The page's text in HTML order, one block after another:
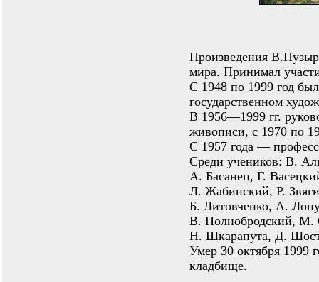
Произведения
мира. Принимал
С 1948 по 1999 год
государственном
В 1956—1999 гг.
живописи, с 1970 по
С 1957 года —
Среди учеников: В.
А. Басанец, Г.
Л. Жабинский, Р.
Б. Литовченко, А.
В. Полнобродский, М.
Н. Шкарапута, Д.
Умер 30 октября 1999
кладбище.